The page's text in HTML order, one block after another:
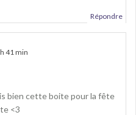
Répondre
41 min
bien cette boite pour la fête
<3